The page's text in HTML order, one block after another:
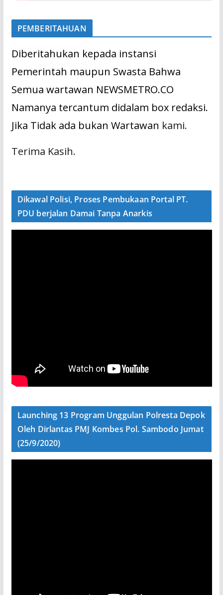
PEMBERITAHUAN
Diberitahukan kepada instansi
Pemerintah maupun Swasta Bahwa
Semua wartawan NEWSMETRO.CO
Namanya tercantum didalam box redaksi.
Jika Tidak ada bukan Wartawan kami.
Terima Kasih.
Dikawal Polisi, Proses Pembukaan Portal PT.
PDU berjalan Damai Tanpa Anarkis
Launching 13 Program Unggulan Polresta Depok
Oleh Dirlantas PMJ Kombes Pol. Sambodo Jumat
(25/9/2020)